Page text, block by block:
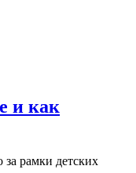
и как
рамки детских